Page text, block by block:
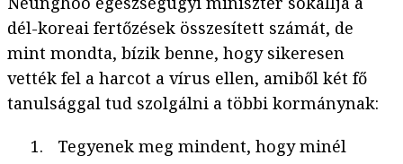
dél-koreai fertőzések összesített számát, de
mint mondta, bízik benne, hogy sikeresen
vették fel a harcot a vírus ellen, amiből két fő
tanulsággal tud szolgálni a többi kormánynak:
Tegyenek meg mindent, hogy minél